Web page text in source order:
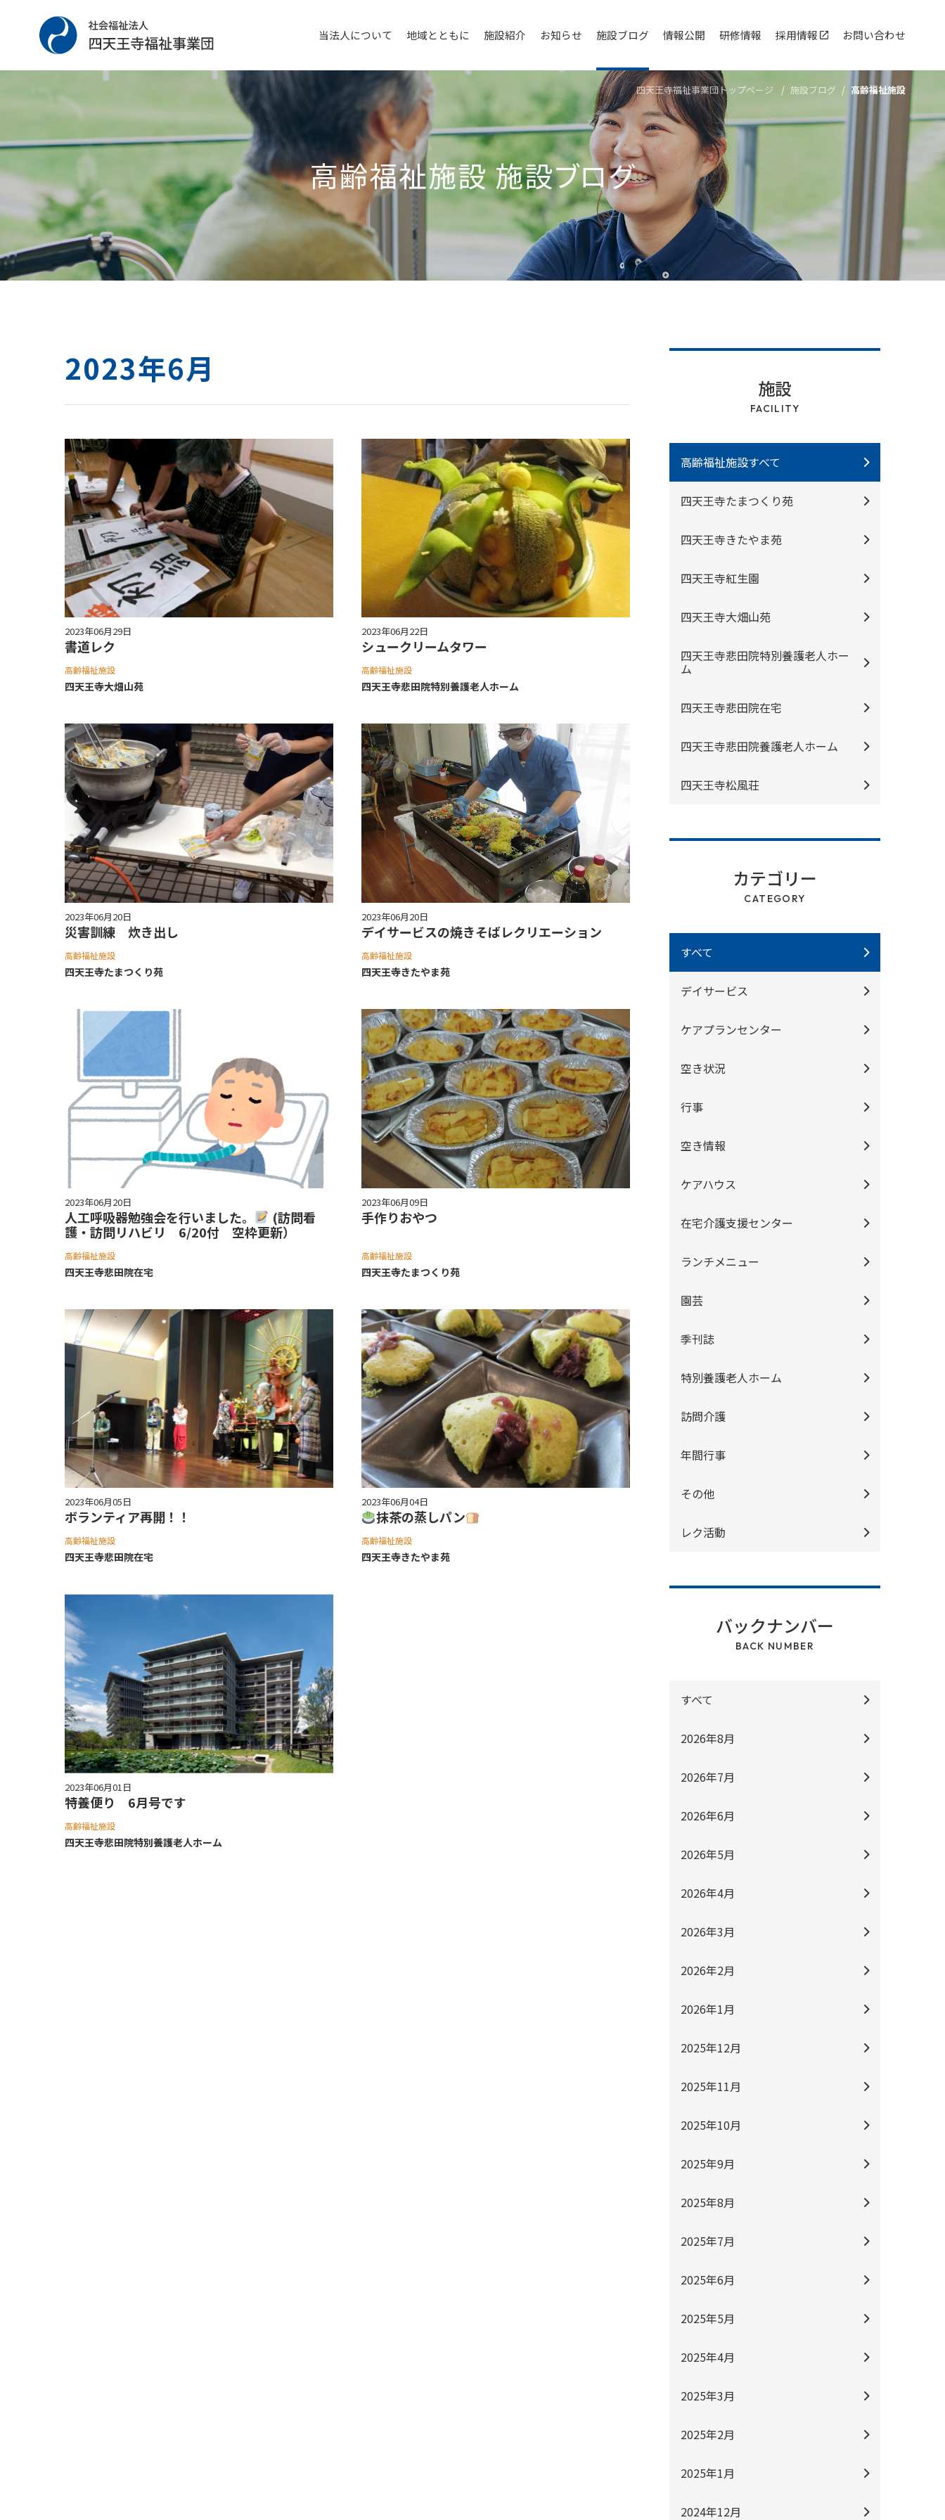
当法人について 地域とともに 施設紹介 お知らせ 施設ブログ 情報公開 研修情報 採用情報 お問い合わせ
四天王寺福祉事業団トップページ 施設ブログ 高齢福祉施設
高齢福祉施設施設ブログ
2023年6月
2023年06月29日
書道レク
高齢福祉施設
四天王寺⼤畑⼭苑
2023年06月22日
シュークリームタワー
高齢福祉施設
四天王寺悲⽥院特別養護⽼⼈ホーム
2023年06月20日
災害訓練 炊き出し
高齢福祉施設
四天王寺たまつくり苑
2023年06月20日
デイサービスの焼きそばレクリエーション
高齢福祉施設
四天王寺きたやま苑
2023年06月20日
人工呼吸器勉強会を行いました。
(訪問看
護・訪問リハビリ 6/20付 空枠更新）
高齢福祉施設
四天王寺悲⽥院在宅
2023年06月09日
手作りおやつ
高齢福祉施設
四天王寺たまつくり苑
2023年06月05日
ボランティア再開！！
高齢福祉施設
四天王寺悲⽥院在宅
2023年06月04日
抹茶の蒸しパン
高齢福祉施設
四天王寺きたやま苑
2023年06月01日
特養便り 6月号です
高齢福祉施設
四天王寺悲⽥院特別養護⽼⼈ホーム
施設
FACILITY
高齢福祉施設すべて
四天王寺たまつくり苑
四天王寺きたやま苑
四天王寺紅⽣園
四天王寺⼤畑⼭苑
四天王寺悲⽥院特別養護⽼⼈ホー
ム
四天王寺悲⽥院在宅
四天王寺悲⽥院養護⽼⼈ホーム
四天王寺松⾵荘
カテゴリー
CATEGORY
すべて
デイサービス
ケアプランセンター
空き状況
行事
空き情報
ケアハウス
在宅介護支援センター
ランチメニュー
園芸
季刊誌
特別養護老人ホーム
訪問介護
年間行事
その他
レク活動
バックナンバー
BACK NUMBER
すべて
2026年8月
2026年7月
2026年6月
2026年5月
2026年4月
2026年3月
2026年2月
2026年1月
2025年12月
2025年11月
2025年10月
2025年9月
2025年8月
2025年7月
2025年6月
2025年5月
2025年4月
2025年3月
2025年2月
2025年1月
2024年12月